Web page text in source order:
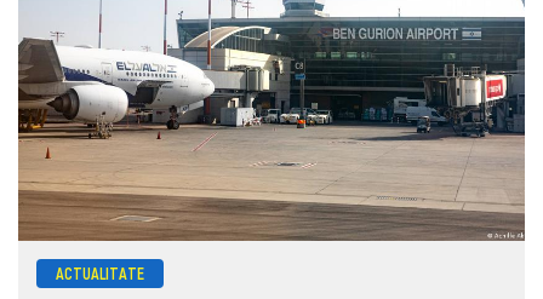
ACTUALITATE